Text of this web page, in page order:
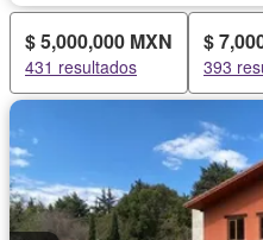
$ 5,000,000 MXN
431 resultados
$
393